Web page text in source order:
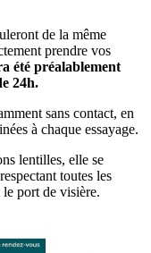
de la même
prendre vos
été préalablement
24h.
sans contact, en
à chaque essayage.
lentilles, elle se
toutes les
le port de visière.